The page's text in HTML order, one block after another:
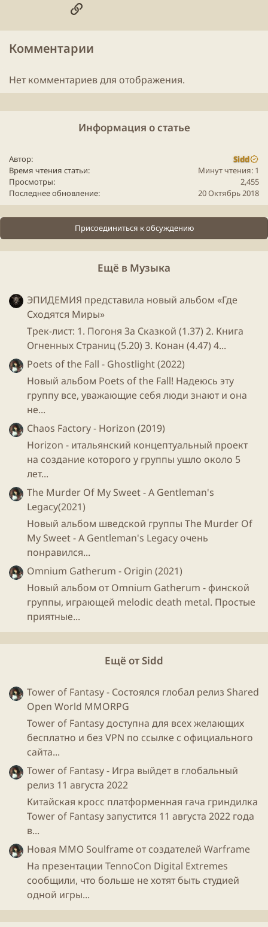
youtube" data-media-key="UDVycjDLx4Y" >
Для просмотра этого контента нам потребуется ваше
Более подробную информацию можно найти на нашей
странице файлов cookie
Принимать сторонние файлы Cookie
Скрытое содержимое доступно для зарегистрированных
пользователей!
Ссылка
Комментарии
Нет комментариев для отображения.
Информация о статье
Автор
Sidd
Время чтения статьи
Минут чтения: 1
Просмотры
2,455
Последнее обновление
20 Октябрь 2018
Присоединиться к обсуждению
Ещё в Музыка
ЭПИДЕМИЯ представила новый альбом «Где
Сходятся Миры»
Трек-лист: 1. Погоня За Сказкой (1.37) 2. Книга
Огненных Страниц (5.20) 3. Конан (4.47) 4...
Poets of the Fall - Ghostlight (2022)
Новый альбом Poets of the Fall! Надеюсь эту
группу все, уважающие себя люди знают и она
не...
Chaos Factory - Horizon (2019)
Horizon - итальянский концептуальный проект
на создание которого у группы ушло около 5
лет...
The Murder Of My Sweet - A Gentleman's
Legacy(2021)
Новый альбом шведской группы The Murder Of
My Sweet - A Gentleman's Legacy очень
понравился...
Omnium Gatherum - Origin (2021)
Новый альбом от Omnium Gatherum - финской
группы, играющей melodic death metal. Простые
приятные...
Ещё от Sidd
Tower of Fantasy - Состоялся глобал релиз Shared
Open World MMORPG
Tower of Fantasy доступна для всех желающих
бесплатно и без VPN по ссылке с официального
сайта...
Tower of Fantasy - Игра выйдет в глобальный
релиз 11 августа 2022
Китайская кросс платформенная гача гриндилка
Tower of Fantasy запустится 11 августа 2022 года
в...
Новая ММО Soulframe от создателей Warframe
На презентации TennoCon Digital Extremes
сообщили, что больше не хотят быть студией
одной игры...